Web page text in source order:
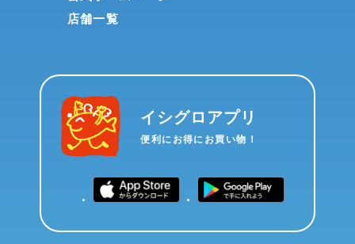
店舗一覧
イシグロアプリ
便利にお得にお買い物！